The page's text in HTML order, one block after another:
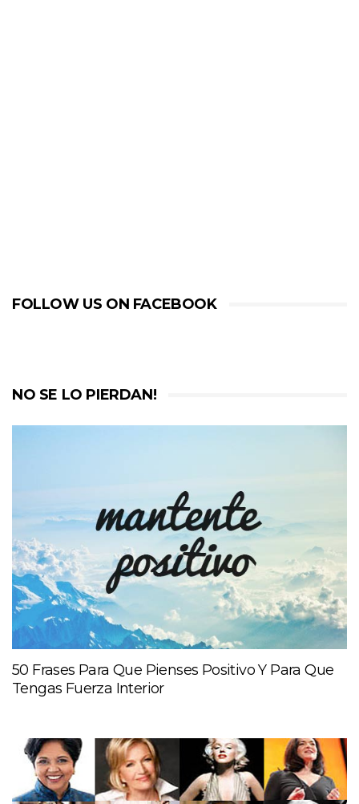
FOLLOW US ON FACEBOOK
NO SE LO PIERDAN!
50 Frases Para Que Pienses Positivo Y Para Que
Tengas Fuerza Interior